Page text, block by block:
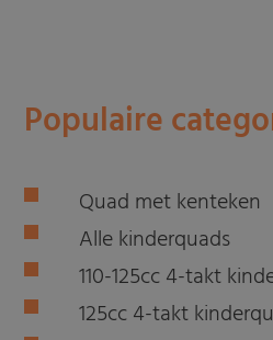
Populaire
Quad met kenteken
Alle kinderquads
110-125cc 4-takt
125cc 4-takt